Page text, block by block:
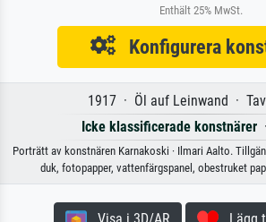
Enthält 25% MwSt.
Konfigurera
1917 · Öl auf Leinwand ·
Icke klassificerade konstnärer ·
Porträtt av konstnären Karnakoski · Ilmari Aalto.
duk, fotopapper, vattenfärgspanel, obestruket